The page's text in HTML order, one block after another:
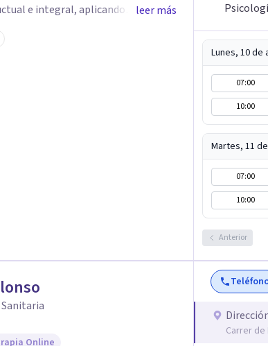
e integral, aplicando
científica. En sesión, además
y efectivas para que puedas
leer más
Lunes, 10 de
07:00
10:00
Martes, 11
07:00
10:00
Anterior
Online
Carrer de